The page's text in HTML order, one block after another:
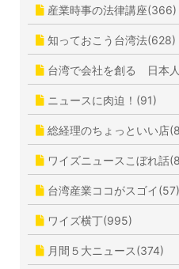
産業時事の法律講座(366)
知っておこう台湾法(628)
台湾で会社を創る 日本
ニュースに肉迫！(91)
総経理のちょっといい店
ワイズニュースこぼれ話
台湾産業ココがスゴイ(57)
ワイズ横丁(995)
月間５大ニュース(374)